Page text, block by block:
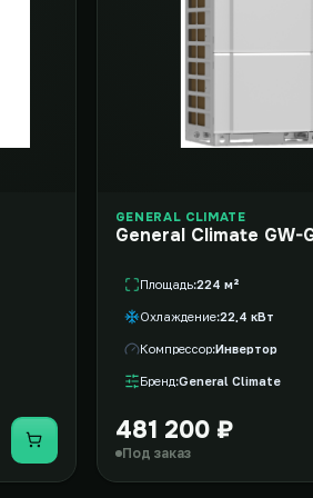
Купить
GENERAL CLIMATE
General Climate GW-
Площадь 224 м²
Охлаждение 22,4 кВт
Компрессор Инвертор
Бренд General Climate
481 200 ₽
Под заказ